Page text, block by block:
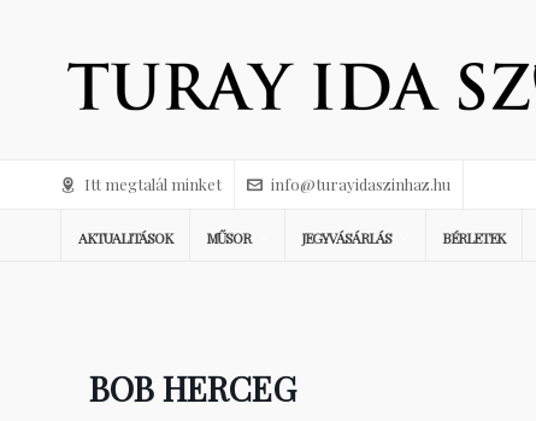
Itt megtalál minket info@turayidaszinhaz.hu
AKTUALITÁSOK MŰSOR JEGYVÁSÁRLÁS BÉRLETEK
BOB HERCEG